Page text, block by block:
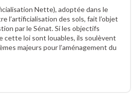
Nette), adoptée dans le
l’artificialisation des sols, fait l’objet
par le Sénat. Si les objectifs
cette loi sont louables, ils soulèvent
majeurs pour l’aménagement du